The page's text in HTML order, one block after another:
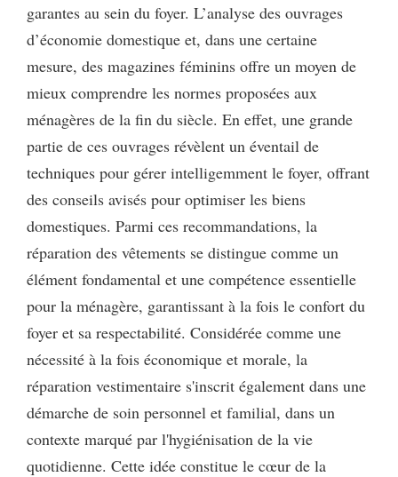
garantes au sein du foyer. L’analyse des ouvrages
d’économie domestique et, dans une certaine
mesure, des magazines féminins offre un moyen de
mieux comprendre les normes proposées aux
ménagères de la fin du siècle. En effet, une grande
partie de ces ouvrages révèlent un éventail de
techniques pour gérer intelligemment le foyer, offrant
des conseils avisés pour optimiser les biens
domestiques. Parmi ces recommandations, la
réparation des vêtements se distingue comme un
élément fondamental et une compétence essentielle
pour la ménagère, garantissant à la fois le confort du
foyer et sa respectabilité. Considérée comme une
nécessité à la fois économique et morale, la
réparation vestimentaire s'inscrit également dans une
démarche de soin personnel et familial, dans un
contexte marqué par l'hygiénisation de la vie
quotidienne. Cette idée constitue le cœur de la